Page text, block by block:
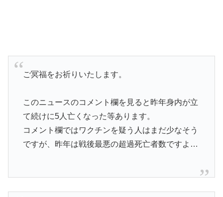
ご冥福をお祈りいたします。
このニュースのコメント欄を見ると昨年身内が立
て続けに5人亡くなった等あります。
コメント欄ではワクチンを疑う人はまだ少なそう
ですが、昨年は戦後最悪の超過死亡者数ですよ…